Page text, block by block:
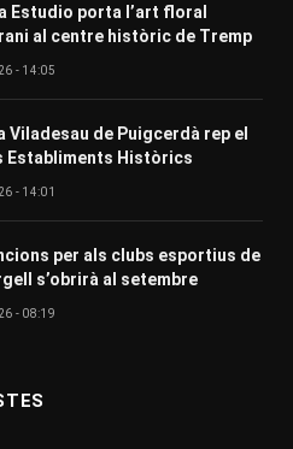
Estudio porta l’art floral
al centre històric de Tremp
- 14:05
Viladesau de Puigcerdà rep el
Establiments Històrics
- 14:01
per als clubs esportius de
s’obrirà al setembre
- 08:19